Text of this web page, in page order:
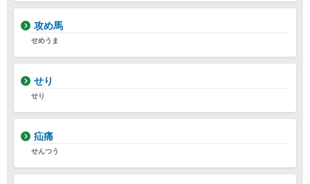
攻め馬
せめうま
せり
せり
疝痛
せんつう